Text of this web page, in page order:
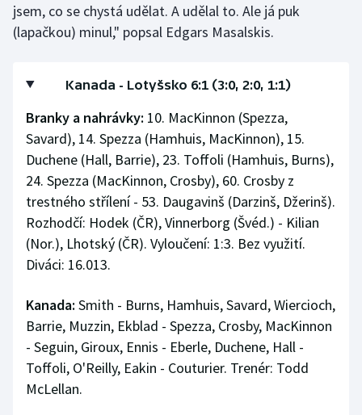
jsem, co se chystá udělat. A udělal to. Ale já puk
(lapačkou) minul," popsal Edgars Masalskis.
Kanada - Lotyšsko 6:1 (3:0, 2:0, 1:1)
Branky a nahrávky: 10. MacKinnon (Spezza,
Savard), 14. Spezza (Hamhuis, MacKinnon), 15.
Duchene (Hall, Barrie), 23. Toffoli (Hamhuis, Burns),
24. Spezza (MacKinnon, Crosby), 60. Crosby z
trestného střílení - 53. Daugavinš (Darzinš, Džerinš).
Rozhodčí: Hodek (ČR), Vinnerborg (Švéd.) - Kilian
(Nor.), Lhotský (ČR). Vyloučení: 1:3. Bez využití.
Diváci: 16.013.
Kanada: Smith - Burns, Hamhuis, Savard, Wiercioch,
Barrie, Muzzin, Ekblad - Spezza, Crosby, MacKinnon
- Seguin, Giroux, Ennis - Eberle, Duchene, Hall -
Toffoli, O'Reilly, Eakin - Couturier. Trenér: Todd
McLellan.